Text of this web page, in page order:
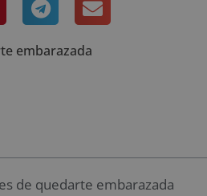
embarazada
de quedarte embarazada